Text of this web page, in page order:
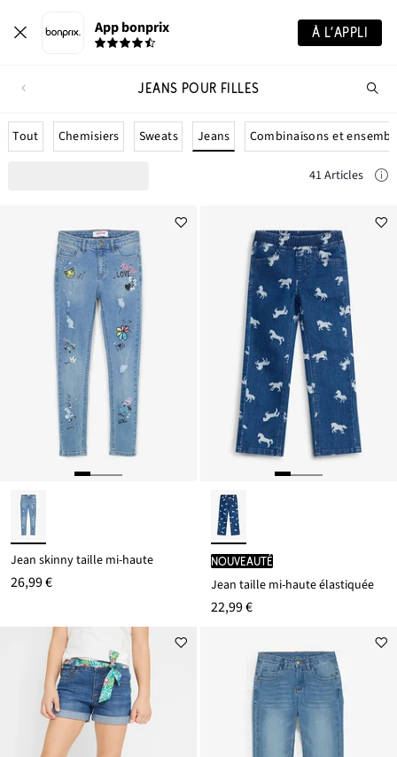
App bonprix À L’APPLI
JEANS POUR FILLES
Tout Chemisiers Sweats Jeans Combinaisons et
41 Articles
Jean skinny taille mi-haute
26,99 €
Nouveauté
Jean taille mi-haute élastiquée
22,99 €